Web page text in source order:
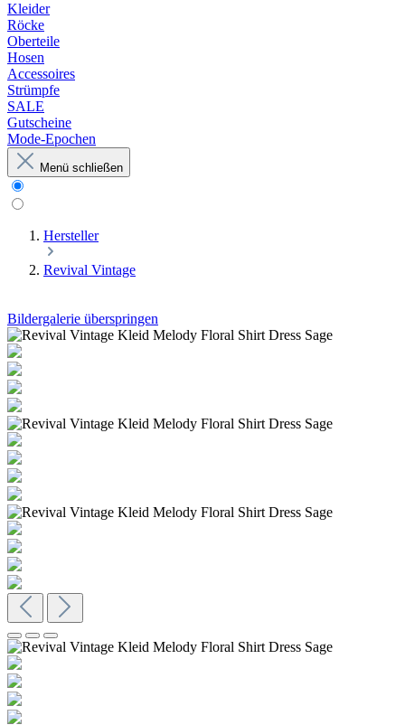
Kleider
Röcke
Oberteile
Hosen
Accessoires
Strümpfe
SALE
Gutscheine
Mode-Epochen
Menü schließen
Hersteller
Revival Vintage
Bildergalerie überspringen